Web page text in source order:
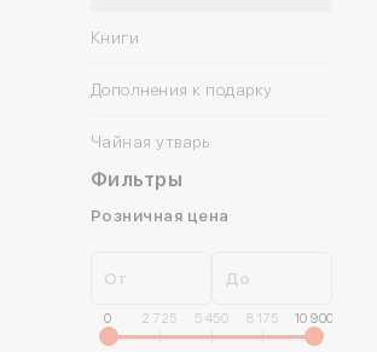
Книги
Дополнения к подарку
Коллекционные открытки
Чайная утварь
Фильтры
Розничная цена
От До
0 2 725 5 450 8 175 10 900